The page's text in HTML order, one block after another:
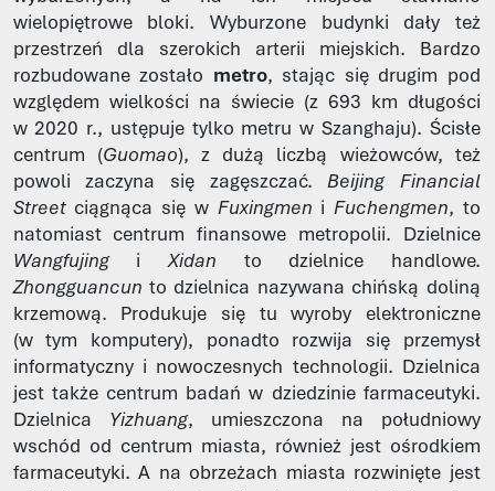
wielopiętrowe bloki. Wyburzone budynki dały też
przestrzeń dla szerokich arterii miejskich. Bardzo
rozbudowane zostało metro, stając się drugim pod
względem wielkości na świecie (z 693 km długości
w 2020 r., ustępuje tylko metru w Szanghaju). Ścisłe
centrum (Guomao), z dużą liczbą wieżowców, też
powoli zaczyna się zagęszczać.Beijing Financial
Streetciągnąca się w Fuxingmen iFuchengmen, to
natomiast centrum finansowe metropolii. Dzielnice
WangfujingiXidan to dzielnice handlowe.
Zhongguancun to dzielnica nazywana chińską doliną
krzemową. Produkuje się tu wyroby elektroniczne
(w tym komputery), ponadto rozwija się przemysł
informatyczny i nowoczesnych technologii. Dzielnica
jest także centrum badań w dziedzinie farmaceutyki.
Dzielnica Yizhuang, umieszczona na południowy
wschód od centrum miasta, również jest ośrodkiem
farmaceutyki. A na obrzeżach miasta rozwinięte jest